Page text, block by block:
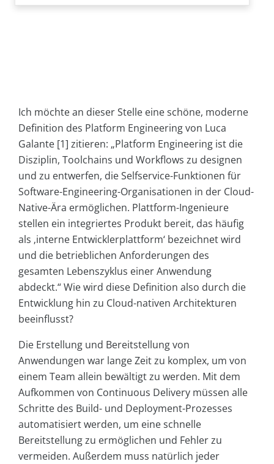
Ich möchte an dieser Stelle eine schöne, moderne
Definition des Platform Engineering von Luca
Galante [1] zitieren: „Platform Engineering ist die
Disziplin, Toolchains und Workflows zu designen
und zu entwerfen, die Selfservice-Funktionen für
Software-Engineering-Organisationen in der Cloud-
Native-Ära ermöglichen. Plattform-Ingenieure
stellen ein integriertes Produkt bereit, das häufig
als ‚interne Entwicklerplattform‘ bezeichnet wird
und die betrieblichen Anforderungen des
gesamten Lebenszyklus einer Anwendung
abdeckt.“ Wie wird diese Definition also durch die
Entwicklung hin zu Cloud-nativen Architekturen
beeinflusst?
Die Erstellung und Bereitstellung von
Anwendungen war lange Zeit zu komplex, um von
einem Team allein bewältigt zu werden. Mit dem
Aufkommen von Continuous Delivery müssen alle
Schritte des Build- und Deployment-Prozesses
automatisiert werden, um eine schnelle
Bereitstellung zu ermöglichen und Fehler zu
vermeiden. Außerdem muss natürlich jeder